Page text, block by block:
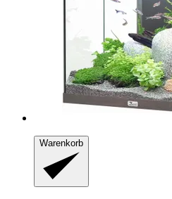
Warenkorb